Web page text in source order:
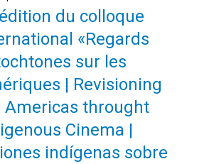
du colloque
«Regards
sur les
| Revisioning
Americas throught
Cinema |
indígenas sobre